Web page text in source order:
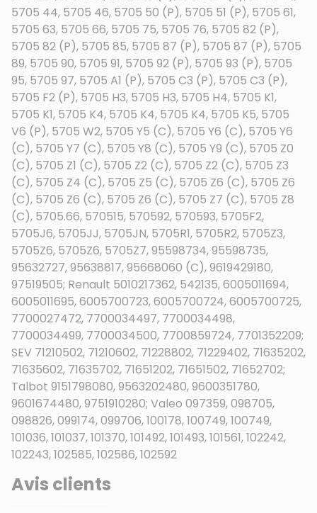
5705 44, 5705 46, 5705 50 (P), 5705 51 (P), 5705 61,
5705 63, 5705 66, 5705 75, 5705 76, 5705 82 (P),
5705 82 (P), 5705 85, 5705 87 (P), 5705 87 (P), 5705
89, 5705 90, 5705 91, 5705 92 (P), 5705 93 (P), 5705
95, 5705 97, 5705 A1 (P), 5705 C3 (P), 5705 C3 (P),
5705 F2 (P), 5705 H3, 5705 H3, 5705 H4, 5705 K1,
5705 K1, 5705 K4, 5705 K4, 5705 K4, 5705 K5, 5705
V6 (P), 5705 W2, 5705 Y5 (C), 5705 Y6 (C), 5705 Y6
(C), 5705 Y7 (C), 5705 Y8 (C), 5705 Y9 (C), 5705 Z0
(C), 5705 Z1 (C), 5705 Z2 (C), 5705 Z2 (C), 5705 Z3
(C), 5705 Z4 (C), 5705 Z5 (C), 5705 Z6 (C), 5705 Z6
(C), 5705 Z6 (C), 5705 Z6 (C), 5705 Z7 (C), 5705 Z8
(C), 5705.66, 570515, 570592, 570593, 5705F2,
5705J6, 5705JJ, 5705JN, 5705R1, 5705R2, 5705Z3,
5705Z6, 5705Z6, 5705Z7, 95598734, 95598735,
95632727, 95638817, 95668060 (C), 9619429180,
97519505; Renault 5010217362, 542135, 6005011694,
6005011695, 6005700723, 6005700724, 6005700725,
7700027472, 7700034497, 7700034498,
7700034499, 7700034500, 7700859724, 7701352209;
SEV 71210502, 71210602, 71228802, 71229402, 71635202,
71635602, 71635702, 71651202, 71651502, 71652702;
Talbot 9151798080, 9563202480, 9600351780,
9601674480, 9751910280; Valeo 097359, 098705,
098826, 099174, 099706, 100178, 100749, 100749,
101036, 101037, 101370, 101492, 101493, 101561, 102242,
102243, 102585, 102586, 102592
Avis clients